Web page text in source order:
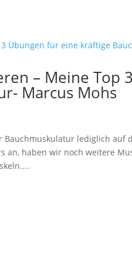
– Meine Top
Marcus Mohs
lediglich auf
an, haben wir noch weitere